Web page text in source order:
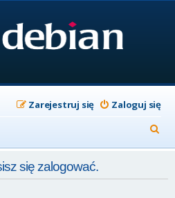
Zaloguj się
Zarejestruj się
z
się zalogować.